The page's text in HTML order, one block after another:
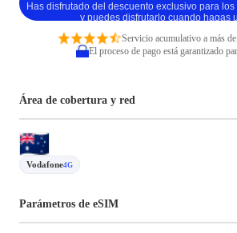
Has disfrutado del descuento exclusivo para
y puedes disfrutarlo cuando hagas
Servicio acumulativo a más
El proceso de pago está garantizado
Área de cobertura y red
Vodafone4G
Parámetros de eSIM